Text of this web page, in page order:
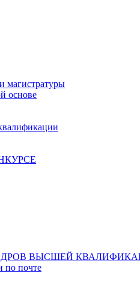
магистратуры
основе
ВЫСШЕЙ
по почте